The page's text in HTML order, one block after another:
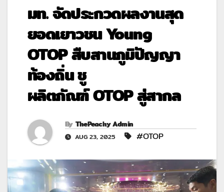
มท. จัดประกวดผลงานสุด
ยอดเยาวชน Young
OTOP สืบสานภูมิปัญญา
ท้องถิ่น ชู
ผลิตภัณฑ์ OTOP สู่สากล
By ThePeachy Admin
AUG 23, 2025 #OTOP